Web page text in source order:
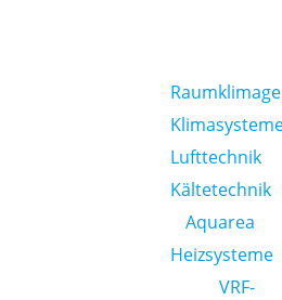
Lufttechnik
Kältetechnik
Aquarea
Heizsysteme
VRF-